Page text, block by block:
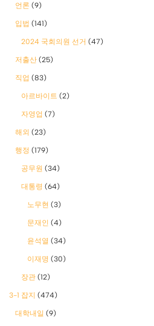
언론 (9)
입법 (141)
2024 국회의원 선거 (47)
저출산 (25)
직업 (83)
아르바이트 (2)
자영업 (7)
해외 (23)
행정 (179)
공무원 (34)
대통령 (64)
노무현 (3)
문재인 (4)
윤석열 (34)
이재명 (30)
장관 (12)
3-1 잡지 (474)
대학내일 (9)